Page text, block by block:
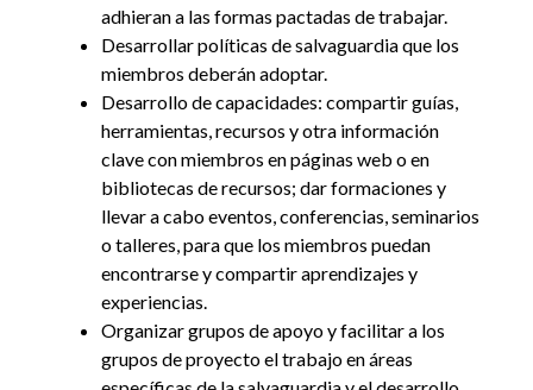
adhieran a las formas pactadas de trabajar.
Desarrollar políticas de salvaguardia que los
miembros deberán adoptar.
Desarrollo de capacidades: compartir guías,
herramientas, recursos y otra información
clave con miembros en páginas web o en
bibliotecas de recursos; dar formaciones y
llevar a cabo eventos, conferencias, seminarios
o talleres, para que los miembros puedan
encontrarse y compartir aprendizajes y
experiencias.
Organizar grupos de apoyo y facilitar a los
grupos de proyecto el trabajo en áreas